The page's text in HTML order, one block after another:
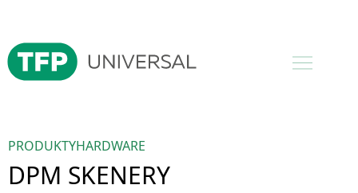
PRODUKTYHARDWARE
DPM SKENERY